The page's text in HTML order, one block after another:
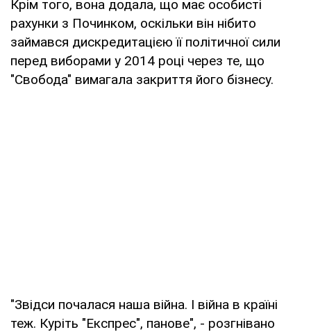
Крім того, вона додала, що має особисті
рахунки з Починком, оскільки він нібито
займався дискредитацією її політичної сили
перед виборами у 2014 році через те, що
"Свобода" вимагала закриття його бізнесу.
"Звідси почалася наша війна. І війна в країні
теж. Куріть "Експрес", панове", - розгнівано